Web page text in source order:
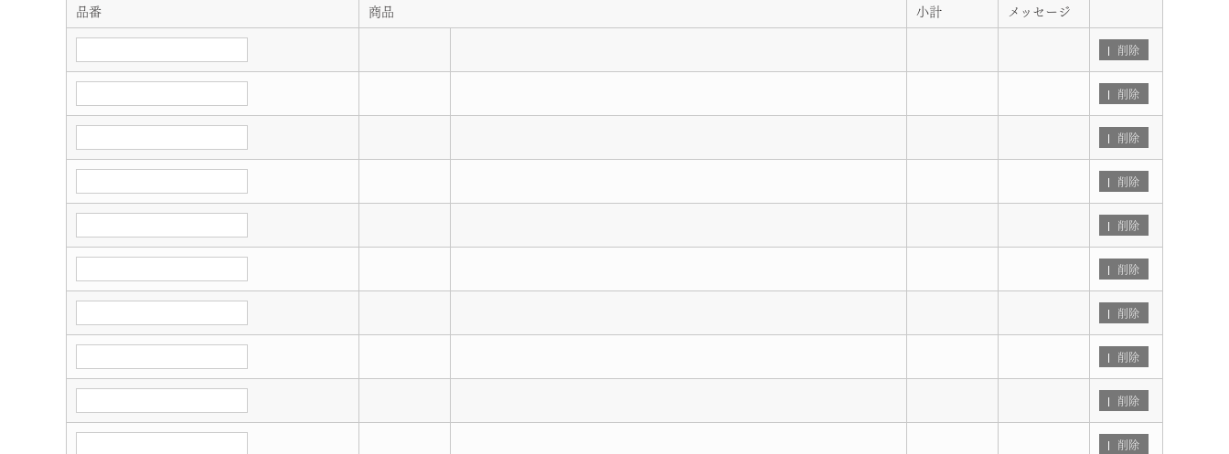
品番 商品 小計 メッセージ
削除
削除
削除
削除
削除
削除
削除
削除
削除
削除